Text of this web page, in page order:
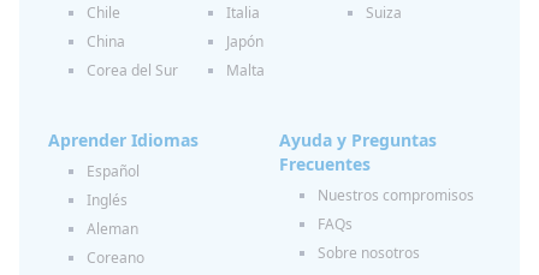
Chile
China
Corea del Sur
Italia
Japón
Malta
Suiza
Aprender Idiomas
Español
Inglés
Aleman
Coreano
Ayuda y Preguntas
Frecuentes
Nuestros compromisos
FAQs
Sobre nosotros